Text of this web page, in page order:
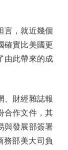
，就近幾個
確實比美國更
由此帶來的成
財經雜誌報
合作文件，其
與發展部簽署
務部美大司負